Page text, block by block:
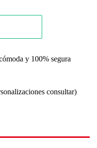
y 100% segura
consultar)